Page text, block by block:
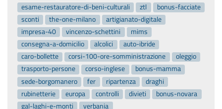
esame-restauratore-di-beni-culturali
ztl
bonus-facciate
sconti
the-one-milano
artigianato-digitale
impresa-40
vincenzo-schettini
mims
consegna-a-domicilio
alcolici
auto-ibride
caro-bollette
corsi-100-ore-somministrazione
oleggio
trasporto-persone
corso-inglese
bonus-mamma
sede-borgomanero
fer ripartenza
draghi
rubinetterie
europa controlli divieti
bonus-novara
gal-laghi-e-monti
verbania